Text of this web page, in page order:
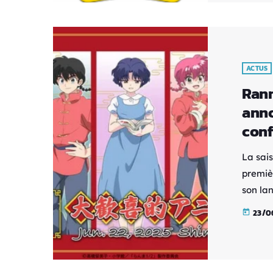
ACTUS
La
son
today 23/